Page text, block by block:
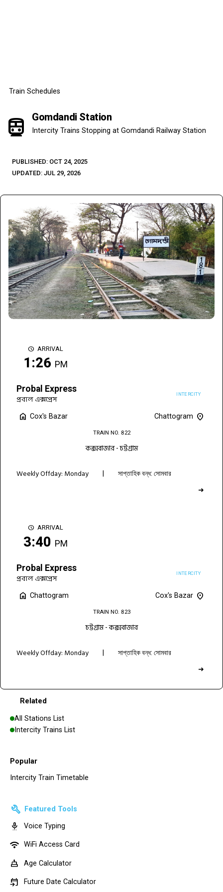
Train Schedules
directions_subway Gomdandi Station
Intercity Trains Stopping at Gomdandi Railway Station
PUBLISHED: OCT 24, 2025
UPDATED: JUL 29, 2026
schedule ARRIVAL
1:26 PM
Probal Express
প্রবাল এক্সপ্রেস INTERCITY
home Cox's Bazar Chattogram location_on
TRAIN NO. 822
কক্সবাজার - চট্টগ্রাম
Weekly Offday: Monday সাপ্তাহিক বন্ধ: সোমবার
➜
schedule ARRIVAL
3:40 PM
Probal Express
প্রবাল এক্সপ্রেস INTERCITY
home Chattogram Cox's Bazar location_on
TRAIN NO. 823
চট্টগ্রাম - কক্সবাজার
Weekly Offday: Monday সাপ্তাহিক বন্ধ: সোমবার
➜
Related
All Stations List
Intercity Trains List
Popular
Intercity Train Timetable
build Featured Tools
settings_voice Voice Typing
wifi WiFi Access Card
cake Age Calculator
event_upcoming Future Date Calculator